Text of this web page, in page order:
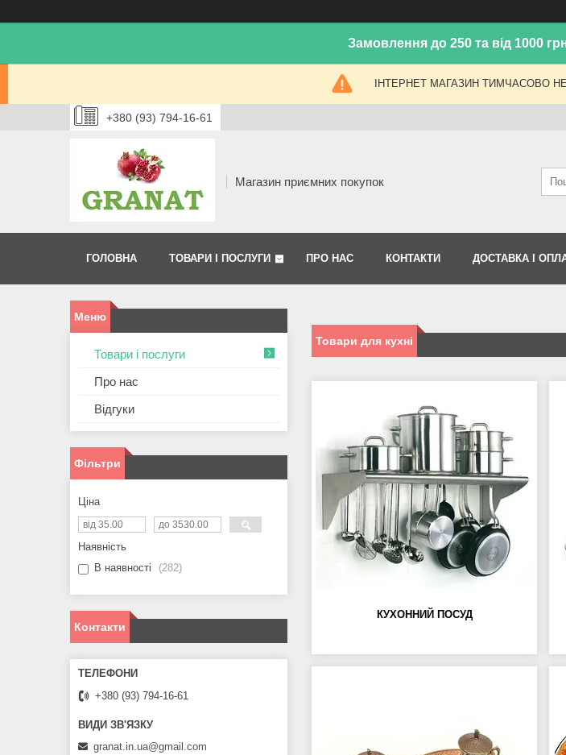
Замовлення до 250 та від 1000
ІНТЕРНЕТ МАГАЗИН ТИМЧАСОВО
+380 (93) 794-16-61
Магазин приємних покупок
ГОЛОВНА ТОВАРИ І ПОСЛУГИ ПРО НАС КОНТАКТИ ДОСТАВКА І
Товари для кухні
КУХОННИЙ ПОСУД
Товари і послуги
Про нас
Відгуки
Фільтри
Ціна
Наявність
В наявності
282
Контакти
+380 (93) 794-16-61
granat.in.ua@gmail.com